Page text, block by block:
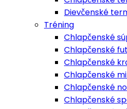
Dievčenské
Tréning
Chlapčenské
Chlapčenské
Chlapčenské
Chlapčenské
Chlapčenské
Chlapčenské